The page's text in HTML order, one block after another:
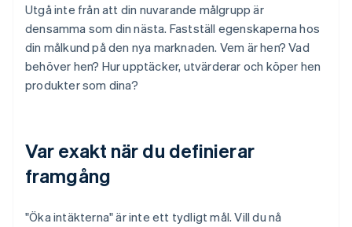
Utgå inte från att din nuvarande målgrupp är
densamma som din nästa. Fastställ egenskaperna hos
din målkund på den nya marknaden. Vem är hen? Vad
behöver hen? Hur upptäcker, utvärderar och köper hen
produkter som dina?
Var exakt när du definierar
framgång
"Öka intäkterna" är inte ett tydligt mål. Vill du nå